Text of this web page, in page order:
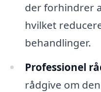
der forhindrer
hvilket
behandlinger.
Professionel
rådgive om